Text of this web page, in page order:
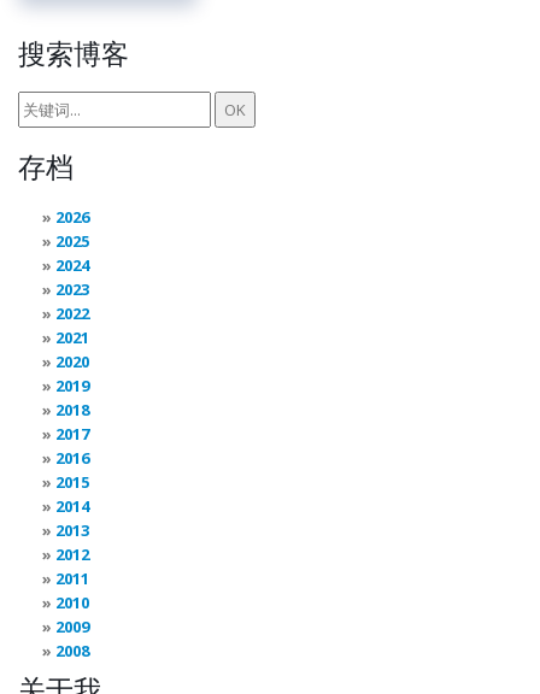
搜索博客
存档
2026
2025
2024
2023
2022
2021
2020
2019
2018
2017
2016
2015
2014
2013
2012
2011
2010
2009
2008